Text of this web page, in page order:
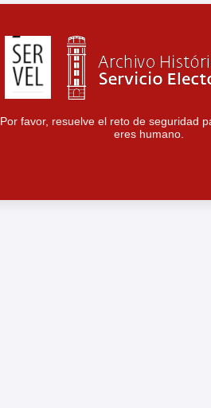
Por favor, resuelve el reto de seguridad
eres humano.